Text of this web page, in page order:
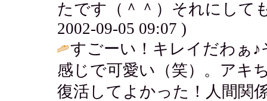
たです（＾＾）それにして
2002-09-05 09:07 )
すごーい！キレイだわぁ
感じで可愛い（笑）。アキ
復活してよかった！人間関